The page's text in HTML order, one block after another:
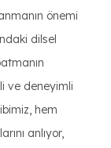
önemi
dilsel
ve deneyimli
hem
anlıyor,